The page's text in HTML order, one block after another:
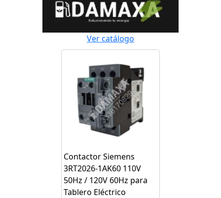
Ver catálogo
Contactor Siemens
3RT2026-1AK60 110V
50Hz / 120V 60Hz para
Tablero Eléctrico